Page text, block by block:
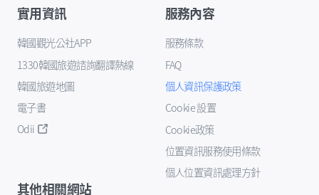
實用資訊
韓國觀光公社APP
1330韓國旅遊諮詢翻譯熱線
韓國旅遊地圖
電子書
Odii
服務內容
服務條款
FAQ
個人資訊保護政策
Cookie 設置
Cookie政策
位置資訊服務使用條款
個人位置資訊處理方針
其他相關網站